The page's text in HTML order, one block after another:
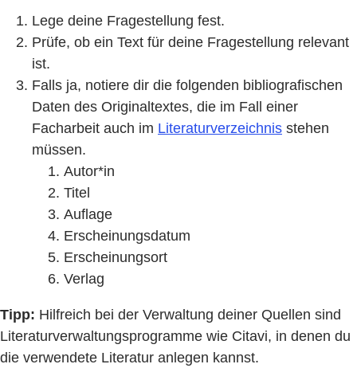
Lege deine Fragestellung fest.
Prüfe, ob ein Text für deine Fragestellung relevant
ist.
Falls ja, notiere dir die folgenden bibliografischen
Daten des Originaltextes, die im Fall einer
Facharbeit auch im Literaturverzeichnis stehen
müssen.
Autor*in
Titel
Auflage
Erscheinungsdatum
Erscheinungsort
Verlag
Tipp: Hilfreich bei der Verwaltung deiner Quellen sind
Literaturverwaltungsprogramme wie Citavi, in denen du
die verwendete Literatur anlegen kannst.